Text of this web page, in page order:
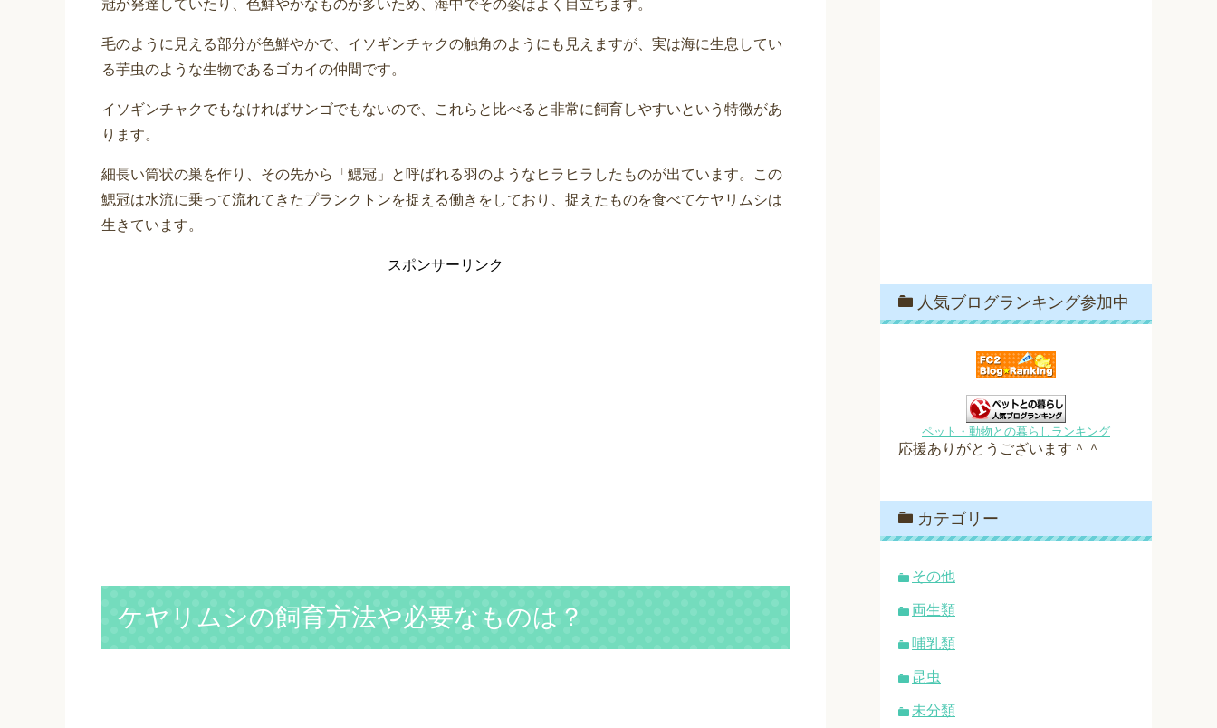
冠が発達していたり、色鮮やかなものが多いため、海中でその姿はよく目立ちます。
毛のように見える部分が色鮮やかで、イソギンチャクの触角のようにも見えますが、実は海に生息してい
る芋虫のような生物であるゴカイの仲間です。
イソギンチャクでもなければサンゴでもないので、これらと比べると非常に飼育しやすいという特徴があ
ります。
細長い筒状の巣を作り、その先から「鰓冠」と呼ばれる羽のようなヒラヒラしたものが出ています。この
鰓冠は水流に乗って流れてきたプランクトンを捉える働きをしており、捉えたものを食べてケヤリムシは
生きています。
スポンサーリンク
ケヤリムシの飼育方法や必要なものは？
人気ブログランキング参加中
ペット・動物との暮らしランキング
応援ありがとうございます＾＾
カテゴリー
その他
両生類
哺乳類
昆虫
未分類